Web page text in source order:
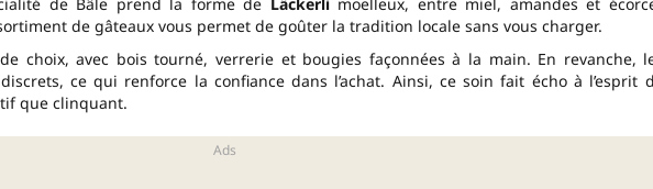
de gâteaux vous permet de goûter la tradition locale sans vous charger.
choix, avec bois tourné, verrerie et bougies façonnées à la main. En revanche,
ce qui renforce la confiance dans l’achat. Ainsi, ce soin fait écho à l’esprit
que clinquant.